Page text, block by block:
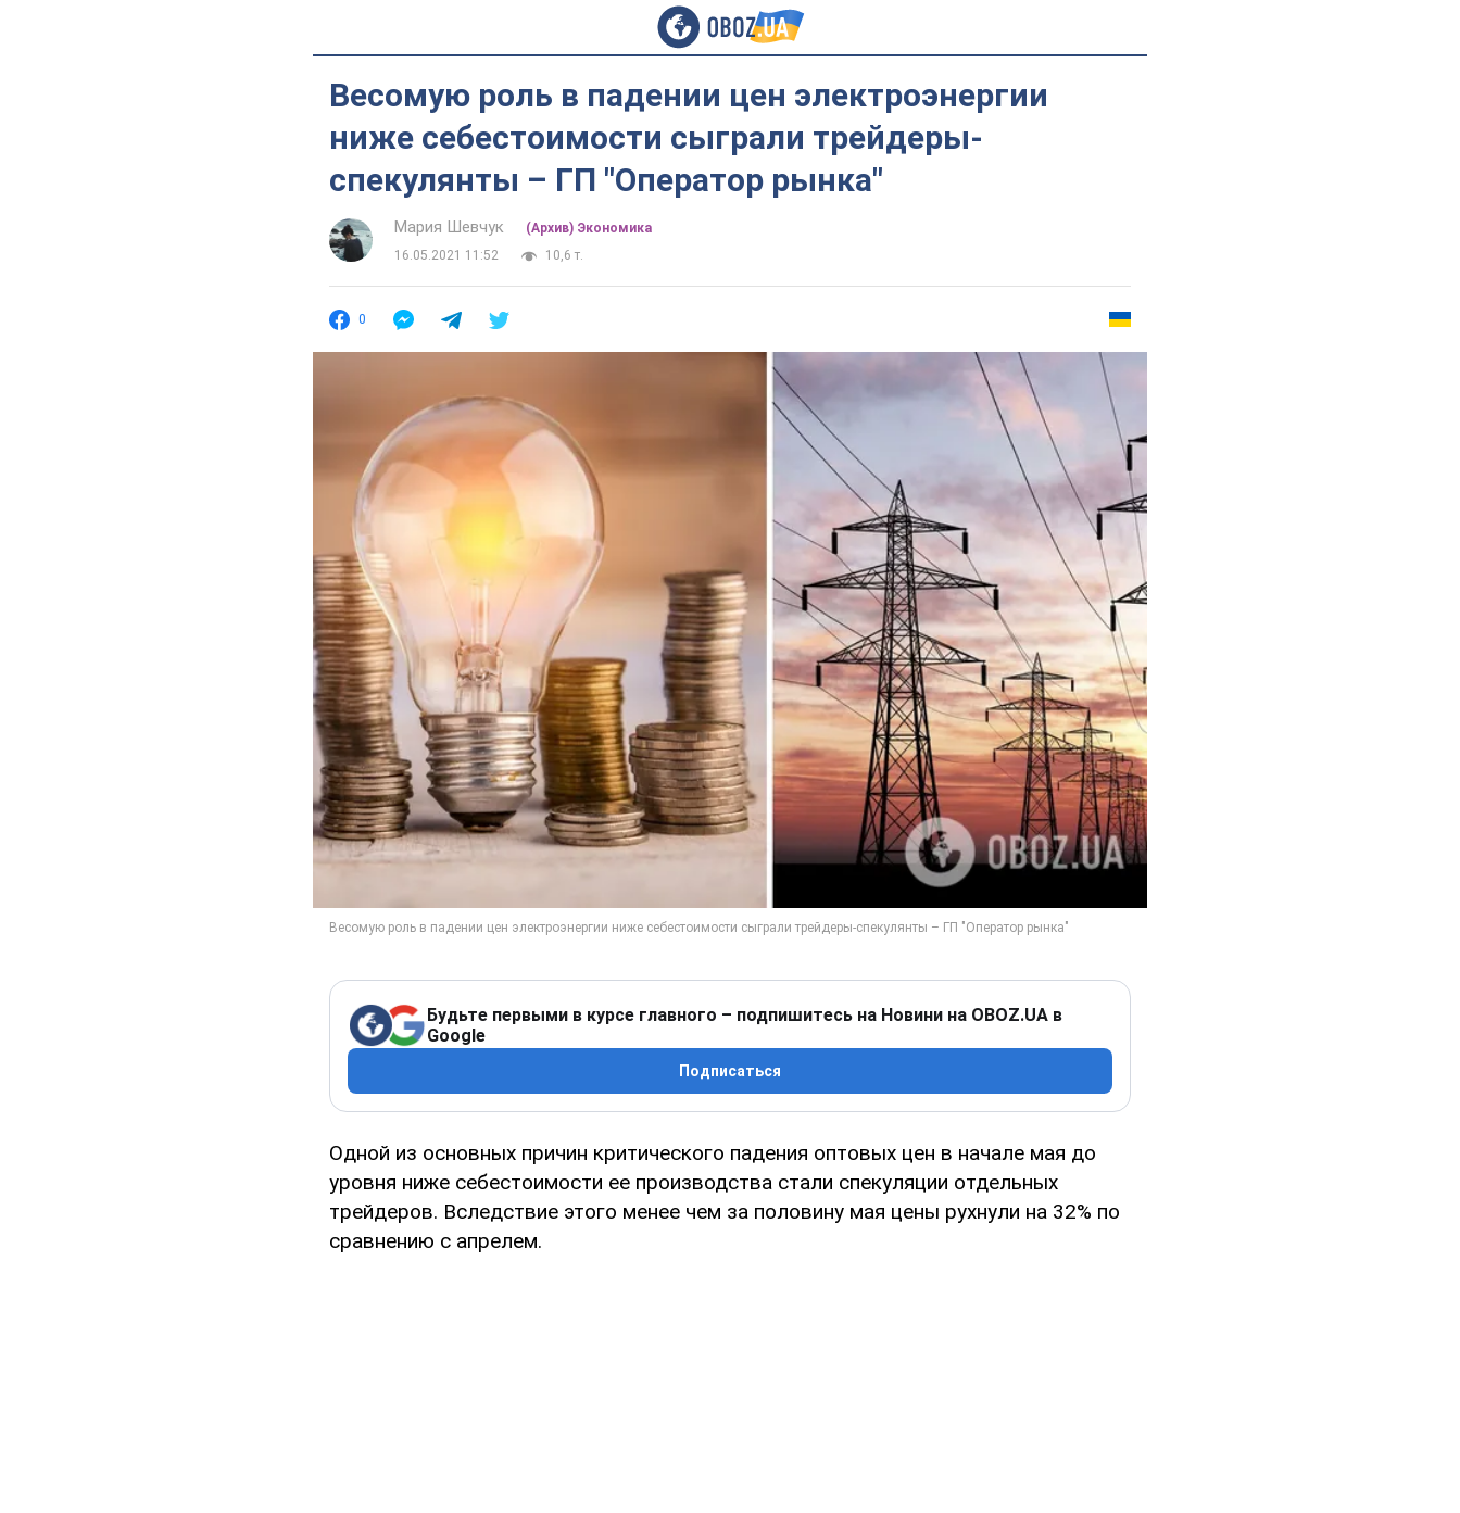
Весомую роль в падении цен электроэнергии
ниже себестоимости сыграли трейдеры-
спекулянты – ГП "Оператор рынка"
Мария Шевчук
(Архив) Экономика
16.05.2021 11:52
10,6 т.
0
Будьте первыми в курсе главного – подпишитесь на Новини на OBOZ.UA в
Google
Подписаться
Одной из основных причин критического падения оптовых цен в начале мая до
уровня ниже себестоимости ее производства стали спекуляции отдельных
трейдеров. Вследствие этого менее чем за половину мая цены рухнули на 32% по
сравнению с апрелем.